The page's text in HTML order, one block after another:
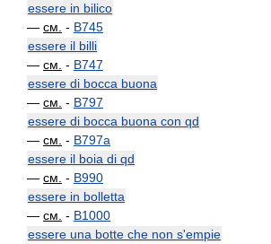
essere in bilico
— см. - B745
essere il billi
— см. - B747
essere di bocca buona
— см. - B797
essere di bocca buona con qd
— см. - B797a
essere il boia di qd
— см. - B990
essere in bolletta
— см. - B1000
essere una botte che non s'empie